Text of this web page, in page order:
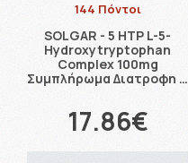
144 Πόντοι
SOLGAR - 5 HTP L-5-
Hydroxytryptophan
Complex 100mg
Συμπλήρωμα Διατροφη …
17.86€